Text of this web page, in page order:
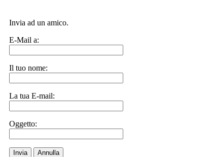
Invia ad un amico.
E-Mail a:
Il tuo nome:
La tua E-mail:
Oggetto:
Invia Annulla